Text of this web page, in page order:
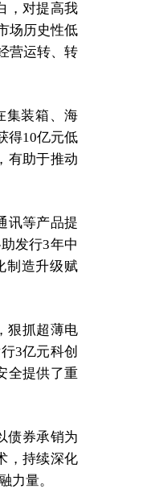
，对提高我
场历史性低
营运转、转
集装箱、海
得10亿元低
有助于推动
讯等产品提
发行3年中
制造升级赋
狠抓超薄电
3亿元科创
全提供了重
债券承销为
，持续深化
力量。